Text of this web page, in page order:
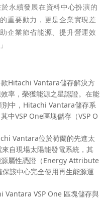
永續發展在資料中心扮演的
重要動力，更是企業實現差
企業節省能源、提升營運效
Hitachi Vantara儲存解決方
率，榮獲能源之星認證。在能
中，Hitachi Vantara儲存系
中VSP One區塊儲存（VSP O
Vantara位於荷蘭的先進太
自現場太陽能發電系統，其
屬性憑證（Energy Attribute
該中心完全使用再生能源運
Vantara VSP One 區塊儲存與